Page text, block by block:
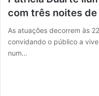
com três noites
As atuações decorrem às
convidando o público a
num…